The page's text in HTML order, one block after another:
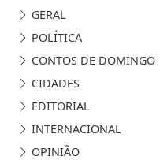
GERAL
POLÍTICA
CONTOS DE DOMINGO
CIDADES
EDITORIAL
INTERNACIONAL
OPINIÃO